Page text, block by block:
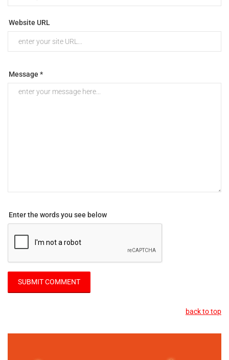
Website URL
Message *
Enter the words you see below
back to top